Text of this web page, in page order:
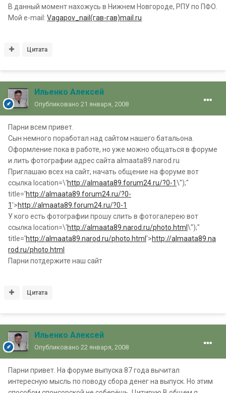
В данный момент нахожусь в Нижнем Новгороде, РПУ по ПФО.
Мой e-mail: Vagapov_nail(гав-гав)mail.ru
Цитата
Ильенко Алексей
Опубликовано 21 января, 2008
Парни всем привет.
Сын немного поработал над сайтом нашего батальона.
Оформление пока в работе, но уже можно общаться в форуме
и лить фотографии адрес сайта almaata89.narod.ru
Приглашаю всех на сайт, начать общение на форуме вот
ссылка location=\'http://almaata89.forum24.ru/?0-1\'');"
title='http://almaata89.forum24.ru/?0-
1'>http://almaata89.forum24.ru/?0-1
У кого есть фотографии прошу слить в фотогалерею вот
ссылка location=\'http://almaata89.narod.ru/photo.html \'');"
title='http://almaata89.narod.ru/photo.html '>http://almaata89.na
rod.ru/photo.html
Парни потдержите наш сайт
Цитата
Ильенко Алексей
Опубликовано 22 января, 2008
Парни привет. На форуме выпуска 87 года вычитал
интересную мысль по поводу сбора денег на выпуск. Но этим